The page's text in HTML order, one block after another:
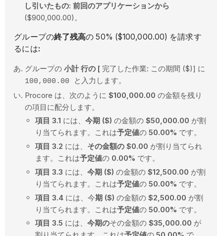
し引いたもの: 前回のアプリケーションから
($900,000.00)。
グループの終了残高の 50% ($100,000.00) を請求す
るには:
グループの 小計行の [ 完了した作業: この期間 ($)] に
100,000.00 と入力します。
Procore は、次のように$100,000.00の金額を残り
の項目に配分します。
項目 3.1 には、今期 ($) の金額の$50,000.00 が割
り当てられます。これは予定値の50.00% です。
項目 3.2 には、 その金額の $0.00 が割り当てられ
ます。これは予定値の 0.00% です。
項目 3.3 には、今期 ($) の金額の$12,500.00 が割
り当てられます。これは予定値の50.00% です。
項目 3.4 には、今期 ($) の金額の$2,500.00 が割
り当てられます。これは予定値の50.00% です。
項目 3.5 には、今期のその金額の$35,000.00 が